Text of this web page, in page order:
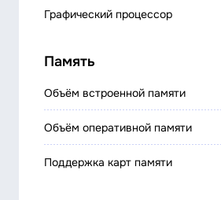
Графический процессор
Память
Объём встроенной памяти
Объём оперативной памяти
Поддержка карт памяти